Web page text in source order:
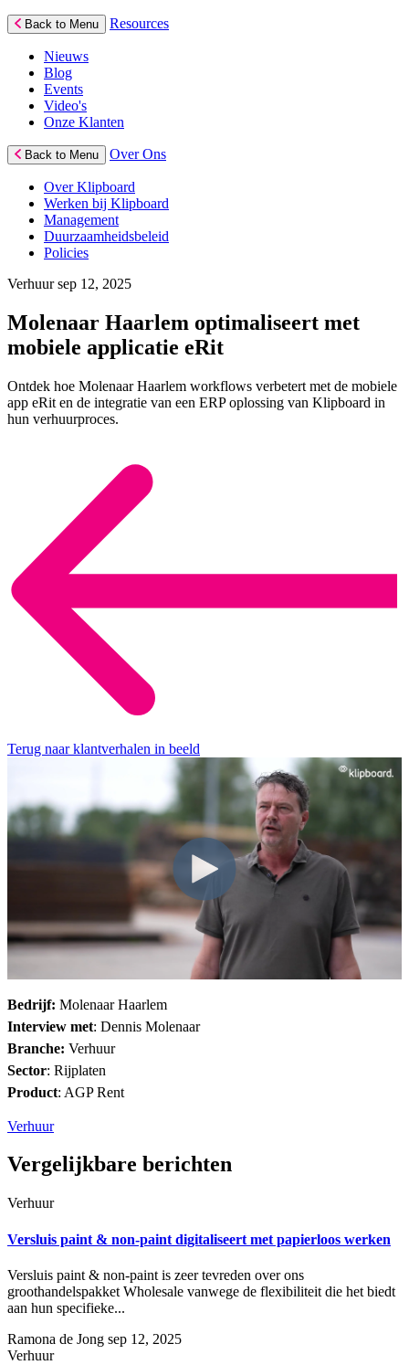
Back to Menu Resources
Nieuws
Blog
Events
Video's
Onze Klanten
Back to Menu Over Ons
Over Klipboard
Werken bij Klipboard
Management
Duurzaamheidsbeleid
Policies
Verhuursep 12, 2025
Molenaar Haarlem optimaliseert met
mobiele applicatie eRit
Ontdek hoe Molenaar Haarlem workflows verbetert met de mobiele
app eRit en de integratie van een ERP oplossing van Klipboard in
hun verhuurproces.
Terug naar klantverhalen in beeld
Bedrijf: Molenaar Haarlem
Interview met: Dennis Molenaar
Branche: Verhuur
Sector: Rijplaten
Product: AGP Rent
Verhuur
Vergelijkbare berichten
Verhuur
Versluis paint & non-paint digitaliseert met papierloos werken
Versluis paint & non-paint is zeer tevreden over ons
groothandelspakket Wholesale vanwege de flexibiliteit die het biedt
aan hun specifieke...
Ramona de Jong sep 12, 2025
Verhuur